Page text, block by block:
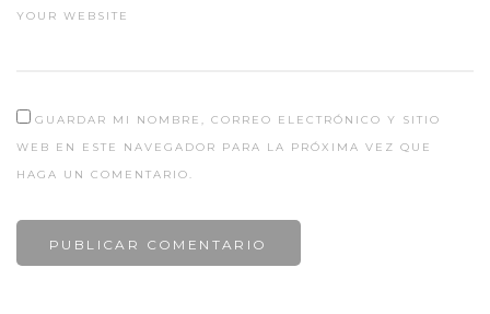
YOUR WEBSITE
GUARDAR MI NOMBRE, CORREO ELECTRÓNICO Y SITIO
WEB EN ESTE NAVEGADOR PARA LA PRÓXIMA VEZ QUE
HAGA UN COMENTARIO.